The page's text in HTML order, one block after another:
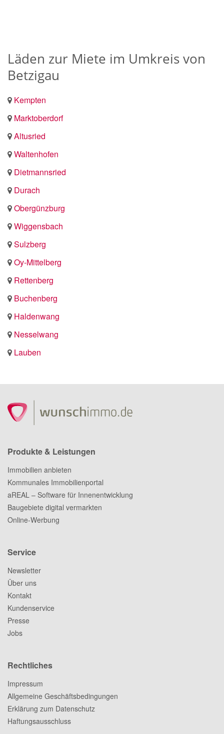
Läden zur Miete im Umkreis von
Betzigau
Kempten
Marktoberdorf
Altusried
Waltenhofen
Dietmannsried
Durach
Obergünzburg
Wiggensbach
Sulzberg
Oy-Mittelberg
Rettenberg
Buchenberg
Haldenwang
Nesselwang
Lauben
Produkte & Leistungen
Immobilien anbieten
Kommunales Immobilienportal
aREAL – Software für Innenentwicklung
Baugebiete digital vermarkten
Online-Werbung
Service
Newsletter
Über uns
Kontakt
Kundenservice
Presse
Jobs
Rechtliches
Impressum
Allgemeine Geschäftsbedingungen
Erklärung zum Datenschutz
Haftungsausschluss